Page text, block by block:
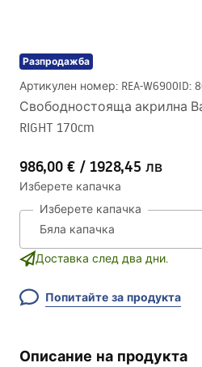
Разпродажба
Артикулен номер: REA-W6900ID:
Свободностояща акрилна
RIGHT 170cm
986,00 € / 1928,45 лв
Изберете капачка
Изберете капачка
Доставка след два дни.
Попитайте за продукта
Описание на продукта